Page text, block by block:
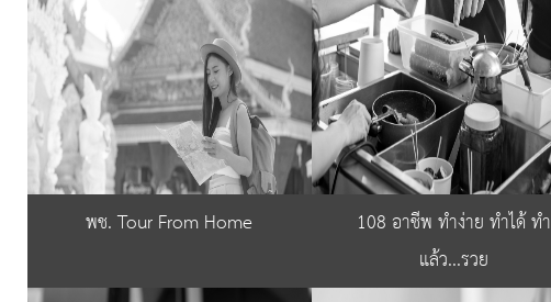
พช. Tour From Home
108 อาชีพ ทำง่าย ทำได้ ทำ
แล้ว...รวย